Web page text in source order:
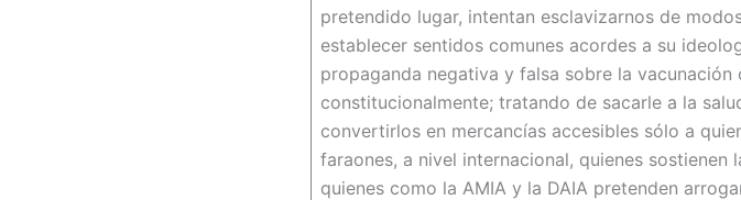
pretendido lugar, intentan esclavizarnos de
establecer sentidos comunes acordes a su
propaganda negativa y falsa sobre la
constitucionalmente; tratando de sacarle a la
convertirlos en mercancías accesibles sólo a
faraones, a nivel internacional, quienes
quienes como la AMIA y la DAIA pretenden